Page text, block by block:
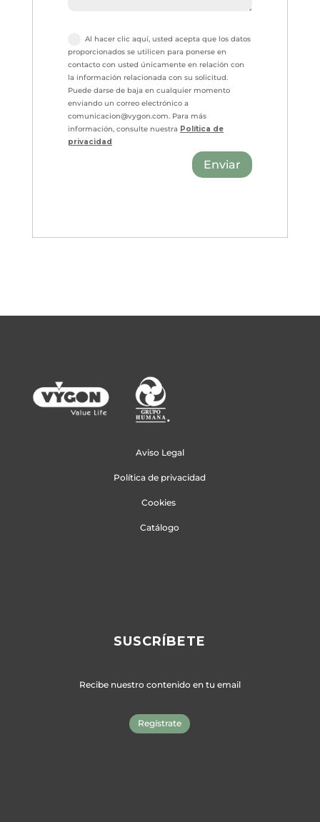
Al hacer clic aquí, usted acepta que los datos
proporcionados se utilicen para ponerse en
contacto con usted únicamente en relación con
la información relacionada con su solicitud.
Puede darse de baja en cualquier momento
enviando un correo electrónico a
comunicacion@vygon.com. Para más
información, consulte nuestra Política de
privacidad
Enviar
Aviso Legal
Política de privacidad
Cookies
Catálogo
SUSCRÍBETE
Recibe nuestro contenido en tu email
Regístrate